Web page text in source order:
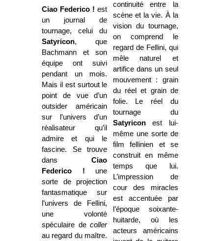
Ciao Federico !est
un journal de
tournage, celui du
Satyricon, que
Bachmann et son
équipe ont suivi
pendant un mois.
Mais il est surtout le
point de vue d’un
outsider américain
sur l’univers d’un
réalisateur qu’il
admire et qui le
fascine. Se trouve
dansCiao
Federico ! une
sorte de projection
fantasmatique sur
l’univers de Fellini,
une volonté
spéculaire decoller
au regard du maître.
continuité entre la
scène et la vie. À la
vision du tournage,
on comprend le
regard de Fellini, qui
mêle naturel et
artifice dans un seul
mouvement : grain
du réel et grain de
folie. Le réel du
tournage du
Satyriconest lui-
même une sorte de
film fellinien et se
construit en même
temps que lui.
L’impression de
cour des miracles
est accentuée par
l’époque soixante-
huitarde, où les
acteurs américains